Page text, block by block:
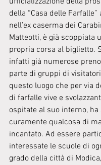
della “Casa delle Farfalle”
nell’ex caserma dei
Matteotti, è già scoppiata
propria corsa al biglietto.
infatti già numerose
parte di gruppi di
questo luogo che per via
di farfalle vive e
ospitate al suo interno, ha
curamente qualcosa di
incantato. Ad essere
interessate le scuole di
grado della città di